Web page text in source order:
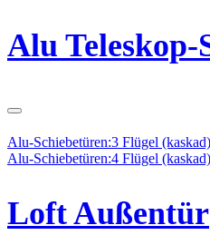
Alu Teleskop-
Alu-Schiebetüren:3 Flügel (kaskad)
Alu-Schiebetüren:4 Flügel (kaskad)
Loft Außentür